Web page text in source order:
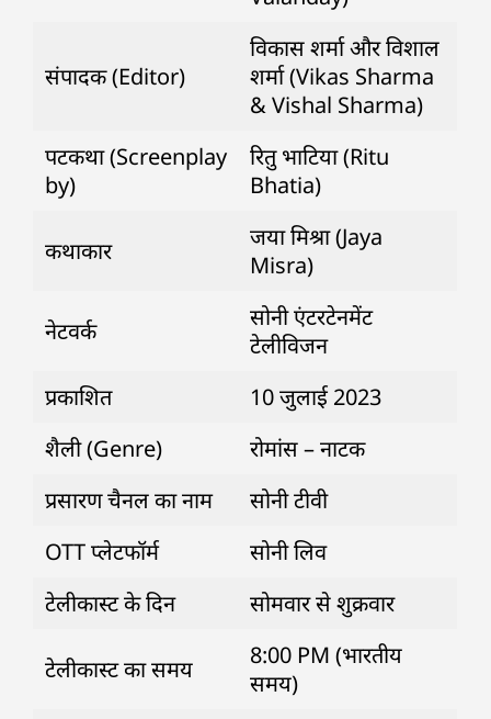
संपादक (Editor)
विकास शर्मा और विशाल
शर्मा (Vikas Sharma
& Vishal Sharma)
पटकथा (Screenplay
by)
रितु भाटिया (Ritu
Bhatia)
कथाकार
जया मिश्रा (Jaya
Misra)
नेटवर्क
सोनी एंटरटेनमेंट
टेलीविजन
प्रकाशित
10 जुलाई 2023
शैली (Genre)
रोमांस – नाटक
प्रसारण चैनल का नाम
सोनी टीवी
OTT प्लेटफॉर्म
सोनी लिव
टेलीकास्ट के दिन
सोमवार से शुक्रवार
टेलीकास्ट का समय
8:00 PM (भारतीय
समय)